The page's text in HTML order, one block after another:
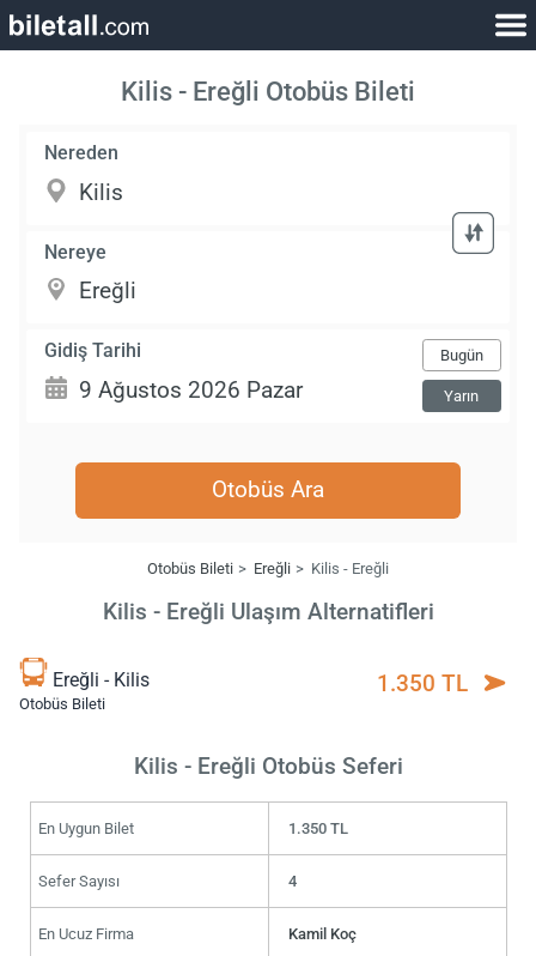
Kilis - Ereğli Otobüs Bileti
Nereden
Nereye
Gidiş Tarihi Bugün
Yarın
Otobüs Ara
Otobüs Bileti Ereğli Kilis - Ereğli
Kilis - Ereğli Ulaşım Alternatifleri
Ereğli - Kilis
Otobüs Bileti
1.350 TL
Kilis - Ereğli Otobüs Seferi
En Uygun Bilet 1.350 TL
Sefer Sayısı 4
En Ucuz Firma Kamil Koç